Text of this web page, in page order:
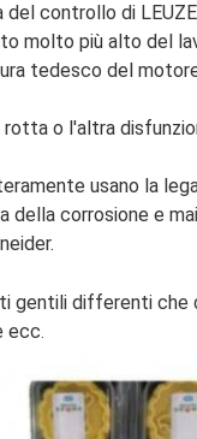
controllo di
molto più alto del
tedesco del
o l'altra
usano la
della corrosione e
gentili differenti che
ecc.